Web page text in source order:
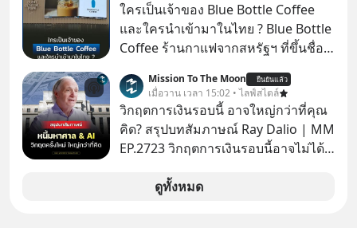
ใครเป็นเจ้าของ Blue Bottle Coffee
และใครนำเข้ามาในไทย ? Blue Bottle
Coffee ร้านกาแฟจากสหรัฐฯ ที่ขึ้นชื่อ
แรกในประเทศไทย ที่ Central Park
Mission To The Moon ยืนยันแล้ว
เมื่อวาน เวลา 15:02 • ไลฟ์สไตล์
วิกฤตการเงินรอบนี้ อาจใหญ่กว่าที่คุณ
คิด? สรุปบทสัมภาษณ์ Ray Dalio | MM
EP.2723 วิกฤตการเงินรอบนี้อาจไม่ได้
Dalio ชายผู้เคยทำนายวิกฤตเศรษฐกิจ
ดูทั้งหมด